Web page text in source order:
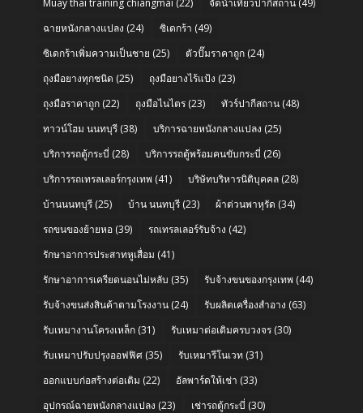
Muay thai training chiangmai (22) จัดนำเที่ยวปากีสถาน(49)
ฉายหนังกลางแปลง (24) ซิเดกร้า (49)
ซิเดกร้าเพิ่มความเป็นชาย (25) ตัวปั๊มราคาถูก(24)
ถุงมือยางทุกชนิด (25) ถุงมือยางไร้แป้ง (23)
ถุงมือราคาถูก(22) ถุงมือไนไตร(23) ทัวร์ปากีสถาน(48)
ทาวน์โฮม นนทบุรี(38) บริการฉายหนังกลางแปลง (25)
บริการรถตู้กระบี่ (28) บริการรถตู้พร้อมคนขับกระบี่ (26)
บริการรถเทรลเลอร์กรุงเทพ (41) บริษัทบริหารนิติบุคคล(28)
บ้านนนทบุรี(25) บ้าน นนทบุรี(23) ผ้าต่วนพาหุรัด (34)
รถขนของย้ายหอ(39) รถเทรลเลอร์รับจ้าง (42)
รักษาอาการประสาทหูเสื่อม (41)
รักษาอาการเครียดนอนไม่หลับ (35) รับจ้างขนของกรุงเทพ (44)
รับจ้างขนส่งสินค้าตามโรงงาน(24) รับผลิตเครื่องสำอาง (63)
รับเหมางานโครงเหล็ก(31) รับเหมาต่อเติมครบวงจร(30)
รับเหมาปรับปรุงออฟฟิศ(35) รับเหมารีโนเวท (31)
ออกแบบก่อสร้างต่อเติม (22) อัลพาร์ดให้เช่า (33)
อุปกรณ์ฉายหนังกลางแปลง (23) เช่ารถตู้กระบี่ (30)